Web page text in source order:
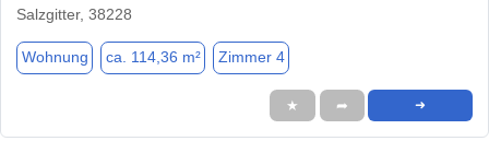
Salzgitter, 38228
Wohnung ca. 114,36 m² Zimmer 4
★ ➦ ➜